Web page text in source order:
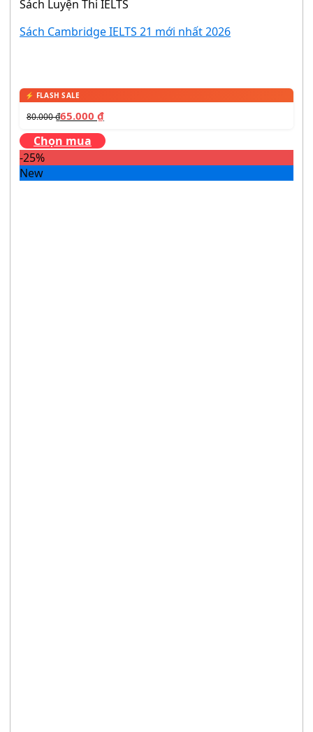
Sách Luyện Thi IELTS
Sách Cambridge IELTS 21 mới nhất 2026
80.000₫65.000 ₫
Chọn mua
-25%
New